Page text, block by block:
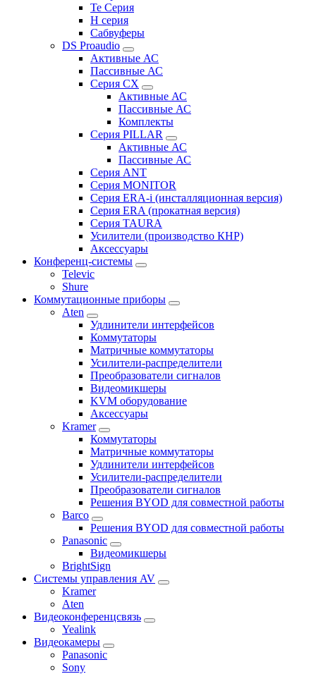
Te Серия
H серия
Сабвуферы
DS Proaudio
Активные АС
Пассивные АС
Серия CX
Активные АС
Пассивные АС
Комплекты
Серия PILLAR
Активные АС
Пассивные АС
Серия ANT
Серия MONITOR
Серия ERA-i (инсталляционная версия)
Серия ERA (прокатная версия)
Серия TAURA
Усилители (производство КНР)
Аксессуары
Конференц-системы
Televic
Shure
Коммутационные приборы
Aten
Удлинители интерфейсов
Коммутаторы
Матричные коммутаторы
Усилители-распределители
Преобразователи сигналов
Видеомикшеры
KVM оборудование
Аксессуары
Kramer
Коммутаторы
Матричные коммутаторы
Удлинители интерфейсов
Усилители-распределители
Преобразователи сигналов
Решения BYOD для совместной работы
Barco
Решения BYOD для совместной работы
Panasonic
Видеомикшеры
BrightSign
Системы управления AV
Kramer
Aten
Видеоконференцсвязь
Yealink
Видеокамеры
Panasonic
Sony